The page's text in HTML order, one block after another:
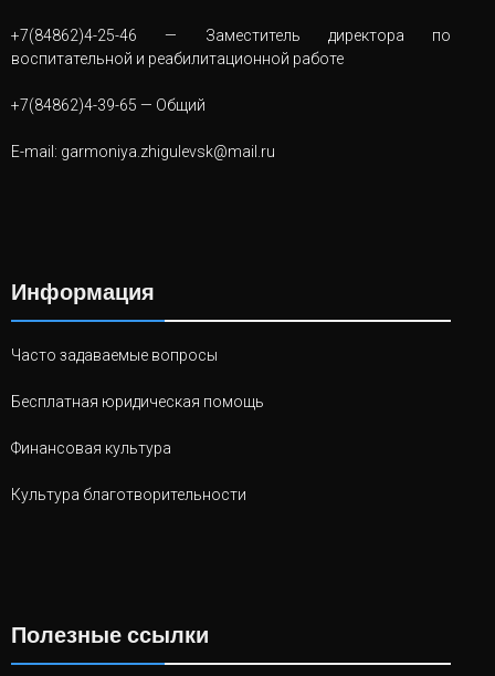
+7(84862)4-25-46 — Заместитель директора по
воспитательной и реабилитационной работе
+7(84862)4-39-65 — Общий
E-mail: garmoniya.zhigulevsk@mail.ru
Информация
Часто задаваемые вопросы
Бесплатная юридическая помощь
Финансовая культура
Культура благотворительности
Полезные ссылки